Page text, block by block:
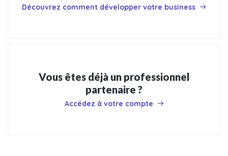
Découvrez comment développer votre business
Vous êtes déjà un professionnel
partenaire ?
Accédez à votre compte